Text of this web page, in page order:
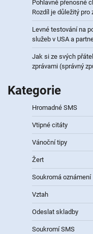
Pohlavně přenosné
Rozdíl je důležitý pro
Levné testování na
služeb v USA a
Jak si ze svých
zprávami (správný
Kategorie
Hromadné SMS
Vtipné citáty
Vánoční tipy
Žert
Soukromá oznámení
Vztah
Odeslat skladby
Soukromí SMS